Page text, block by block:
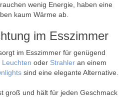
wenig Energie, haben eine
kaum Wärme ab.
im Esszimmer
im Esszimmer für genügend
Leuchten oder Strahler an einem
sind eine elegante Alternative.
groß und hält für jeden Geschmack